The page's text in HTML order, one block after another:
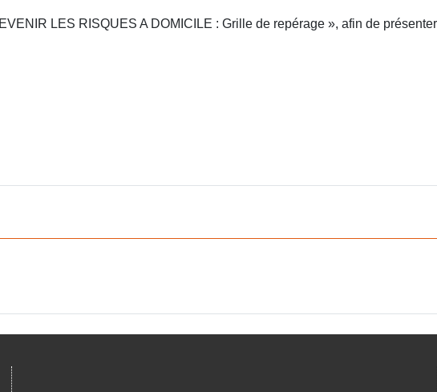
LES RISQUES A DOMICILE : Grille de repérage », afin de